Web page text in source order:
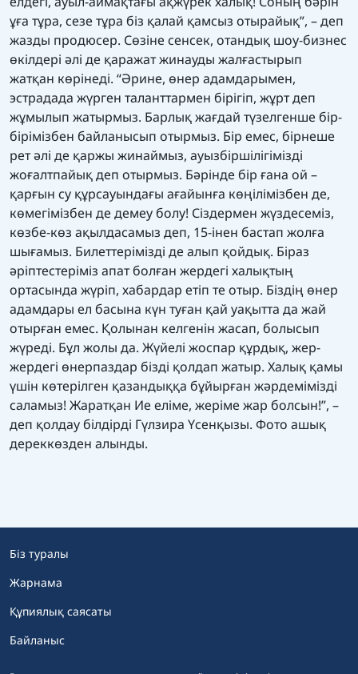
ұға тұра, сезе тұра біз қалай қамсыз отырайық”, – деп
жазды продюсер. Сөзіне сенсек, отандық шоу-бизнес
өкілдері әлі де қаражат жинауды жалғастырып
жатқан көрінеді. “Әрине, өнер адамдарымен,
эстрадада жүрген таланттармен бірігіп, жұрт деп
жұмылып жатырмыз. Барлық жағдай түзелгенше бір-
бірімізбен байланысып отырмыз. Бір емес, бірнеше
рет әлі де қаржы жинаймыз, ауызбіршілігімізді
жоғалтпайық деп отырмыз. Бәрінде бір ғана ой –
қарғын су құрсауындағы ағайынға көңілімізбен де,
көмегімізбен де демеу болу! Сіздермен жүздесеміз,
көзбе-көз ақылдасамыз деп, 15-інен бастап жолға
шығамыз. Билеттерімізді де алып қойдық. Біраз
әріптестеріміз апат болған жердегі халықтың
ортасында жүріп, хабардар етіп те отыр. Біздің өнер
адамдары ел басына күн туған қай уақытта да жай
отырған емес. Қолынан келгенін жасап, болысып
жүреді. Бұл жолы да. Жүйелі жоспар құрдық, жер-
жердегі өнерпаздар бізді қолдап жатыр. Халық қамы
үшін көтерілген қазандыққа бұйырған жәрдемімізді
саламыз! Жаратқан Ие еліме, жеріме жар болсын!”, –
деп қолдау білдірді Гүлзира Үсенқызы. Фото ашық
дереккөзден алынды.
Біз туралы
Жарнама
Құпиялық саясаты
Байланыс